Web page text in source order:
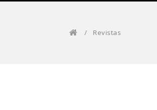
/ Revistas